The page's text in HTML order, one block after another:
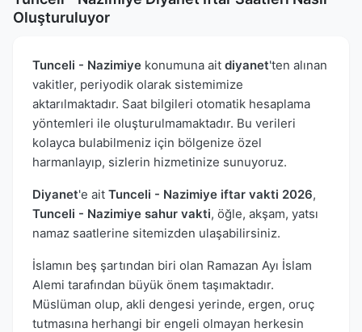
Oluşturuluyor
Tunceli - Nazimiye konumuna ait diyanet'ten alınan
vakitler, periyodik olarak sistemimize
aktarılmaktadır. Saat bilgileri otomatik hesaplama
yöntemleri ile oluşturulmamaktadır. Bu verileri
kolayca bulabilmeniz için bölgenize özel
harmanlayıp, sizlerin hizmetinize sunuyoruz.
Diyanet'e ait Tunceli - Nazimiye iftar vakti 2026,
Tunceli - Nazimiye sahur vakti, öğle, akşam, yatsı
namaz saatlerine sitemizden ulaşabilirsiniz.
İslamın beş şartından biri olan Ramazan Ayı İslam
Alemi tarafından büyük önem taşımaktadır.
Müslüman olup, akli dengesi yerinde, ergen, oruç
tutmasına herhangi bir engeli olmayan herkesin